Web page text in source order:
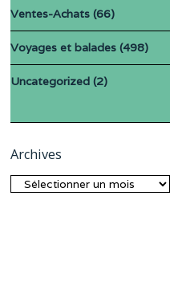
Ventes-Achats (66)
Voyages et balades (498)
Uncategorized (2)
Archives
Archives